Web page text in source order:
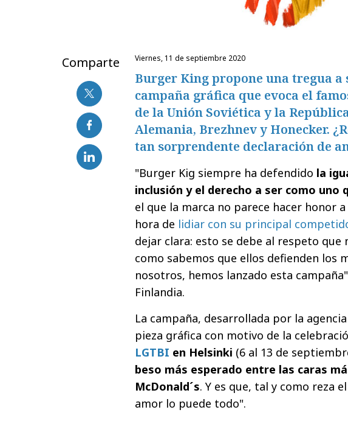
Comparte viernes, 11 de septiembre 2020
Burger King propone una tregua
campaña gráfica que evoca el
de la Unión Soviética y la
Alemania, Brezhnev y Honecker.
tan sorprendente declaración de
"Burger Kig siempre ha defendido la
inclusión y el derecho a ser como uno
el que la marca no parece hacer honor
hora de lidiar con su principal
dejar clara: esto se debe al respeto que
como sabemos que ellos defienden los
nosotros, hemos lanzado esta
Finlandia.
La campaña, desarrollada por la
pieza gráfica con motivo de la
LGTBI en Helsinki (6 al 13 de
beso más esperado entre las caras
McDonald´s. Y es que, tal y como reza
amor lo puede todo".